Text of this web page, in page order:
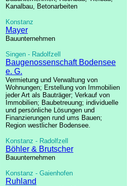
Kanalbau, Betonarbeiten
Konstanz
Mayer
Bauunternehmen
Singen - Radolfzell
Baugenossenschaft Bodensee
e. G.
Vermietung und Verwaltung von
Wohnungen; Erstellung von Immobilien
jeder Art als Bauträger; Verkauf von
Immobilien; Baubetreuung; individuelle
und persönliche Lösungen und
Finanzierungen rund ums Bauen;
Region westlicher Bodensee.
Konstanz - Radolfzell
Böhler & Brutscher
Bauunternehmen
Konstanz - Gaienhofen
Ruhland